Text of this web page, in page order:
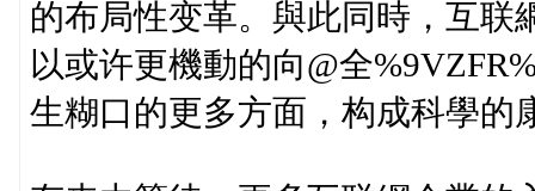
的布局性变革。與此同時，互联
以或许更機動的向@全
生糊口的更多方面，构成科學的